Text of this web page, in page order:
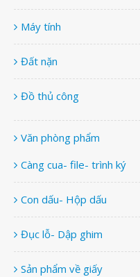
Máy tính
Đất nặn
Đồ thủ công
Văn phòng phẩm
Càng cua- file- trình ký
Con dấu- Hộp dấu
Đục lỗ- Dập ghim
Sản phẩm về giấy